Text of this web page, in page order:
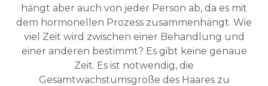
hängt aber auch von jeder Person ab, da es mit
dem hormonellen Prozess zusammenhängt. Wie
viel Zeit wird zwischen einer Behandlung und
einer anderen bestimmt? Es gibt keine genaue
Zeit. Es ist notwendig, die
Gesamtwachstumsgröße des Haares zu